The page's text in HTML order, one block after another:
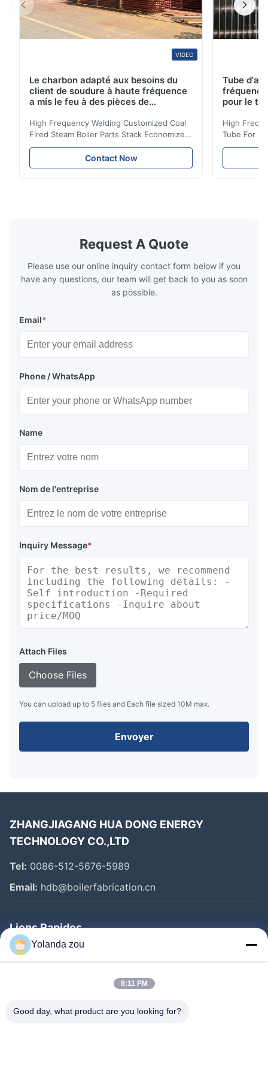
VIDEO
Le charbon adapté aux besoins du
client de soudure à haute fréquence
a mis le feu à des pièces de
bobine d'économiseur
High Frequency Welding Customized Coal
Fired Steam Boiler Parts Stack Economizer
Coil Boiler economizer Boiler Economizer is
the energy improving device that helps to
reduce the cost of operation by saving the
boilers is generally in the temperature
range of 200°C – 250°C, so there
Contact Now
Tube
pour le
High
Tube For
reduce the
Request A Quote
Please use our online inquiry contact form below if you
have any questions, our team will get back to you as soon
as possible.
Email*
Phone / WhatsApp
Name
Nom de l'entreprise
Inquiry Message*
Attach Files
Choose Files
You can upload up to 5 files and Each file sized 10M max.
Envoyer
ZHANGJIAGANG HUA DONG ENERGY
TECHNOLOGY CO.,LTD
Tel: 0086-512-5676-5989
Email: hdb@boilerfabrication.cn
Liens Rapides
Maison
Visite D'usine
Yolanda zou
8:11 PM
Good day, what product are you looking for?